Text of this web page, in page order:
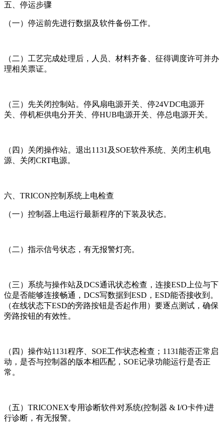
五、停运步骤
（一）停运前先进行数据及软件备份工作。
（二）工艺完成处理后，人员、材料齐备、征得调度许可并办
理相关票证。
（三）先关闭控制站。停风扇电源开关、停24VDC电源开
关、停机柜供电分开关、停HUB电源开关、停总电源开关。
（四）关闭操作站。退出1131及SOE软件系统、关闭主机电
源、关闭CRT电源。
六、TRICON控制系统上电检查
（一）控制器上电运行最新程序的下装及状态。
（二）指示信号状态，有无报警灯亮。
（三）系统与操作站及DCS通讯状态检查，连接ESD上位与下
位是否能够连接畅通，DCS写数据到ESD，ESD能否接收到。
（在线状态下ESD的旁路按钮是否起作用）要逐点测试，确保
旁路按钮的有效性。
（四）操作站1131程序、SOE工作状态检查；1131能否正常启
动，是否与控制器的版本相匹配，SOE记录功能运行是否正
常。
（五）TRICONEX专用诊断软件对系统(控制器 & I/O卡件)进
行诊断，有无报警。